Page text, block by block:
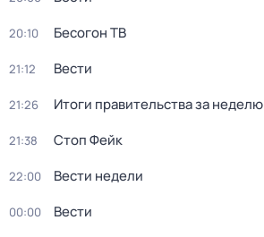
20:10 Бесогон ТВ
21:12 Вести
21:26 Итоги правительства за неделю
21:38 Стоп Фейк
22:00 Вести недели
00:00 Вести